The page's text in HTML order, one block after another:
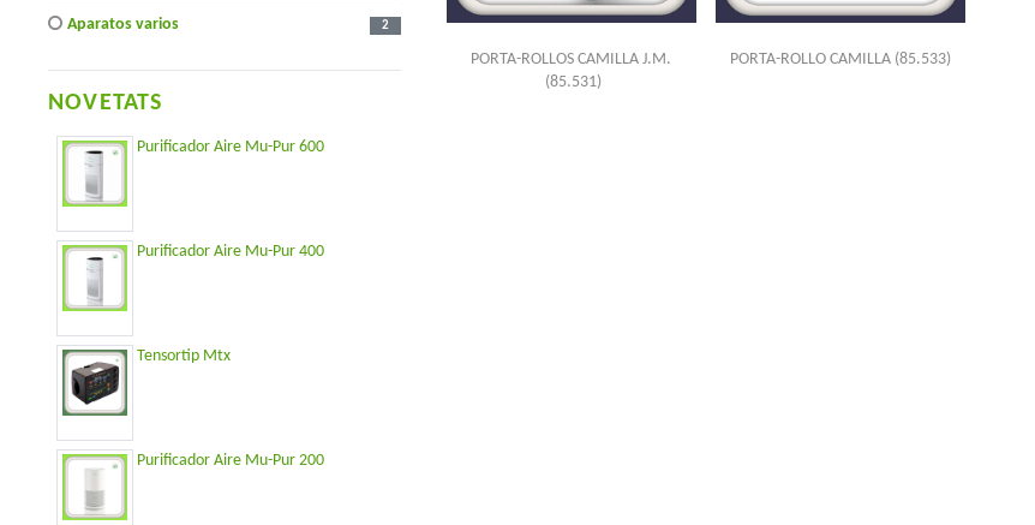
aparatos varios
2
NOVETATS
Purificador Aire Mu-Pur 600
Purificador Aire Mu-Pur 400
Tensortip Mtx
Purificador Aire Mu-Pur 200
PORTA-ROLLOS CAMILLA J.M.
(85.531)
PORTA-ROLLO CAMILLA (85.533)